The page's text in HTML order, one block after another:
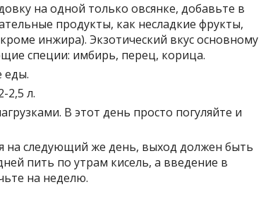
на одной только овсянке, добавьте в
продукты, как несладкие фрукты,
инжира). Экзотический вкус основному
специи: имбирь, перец, корица.
еды.
2,5 л.
В этот день просто погуляйте и
на следующий же день, выход должен быть
пить по утрам кисель, а введение в
на неделю.